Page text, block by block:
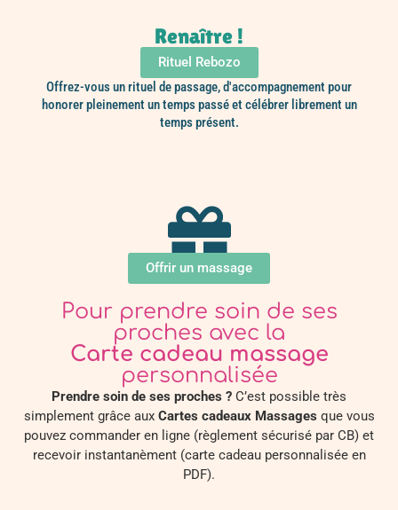
Renaître !
Rituel Rebozo
Offrez-vous un rituel de passage, d'accompagnement pour
honorer pleinement un temps passé et célébrer librement un
temps présent.
Offrir un massage
Pour prendre soin de ses
proches avec la
Carte cadeau massage
personnalisée
Prendre soin de ses proches ? C’est possible très
simplement grâce aux Cartes cadeaux Massages que vous
pouvez commander en ligne (règlement sécurisé par CB) et
recevoir instantanèment (carte cadeau personnalisée en
PDF).